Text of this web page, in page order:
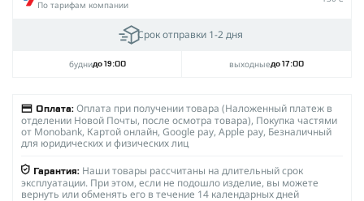
По тарифам компании
Срок отправки 1-2 дня
буднидо 19:00 выходныедо 17:00
Оплата: Оплата при получении товара (Наложенный платеж в
отделении Новой Почты, после осмотра товара), Покупка частями
от Monobank, Картой онлайн, Google pay, Apple pay, Безналичный
для юридических и физических лиц
Гарантия: Наши товары рассчитаны на длительный срок
эксплуатации. При этом, если не подошло изделие, вы можете
вернуть или обменять его в течение 14 календарных дней